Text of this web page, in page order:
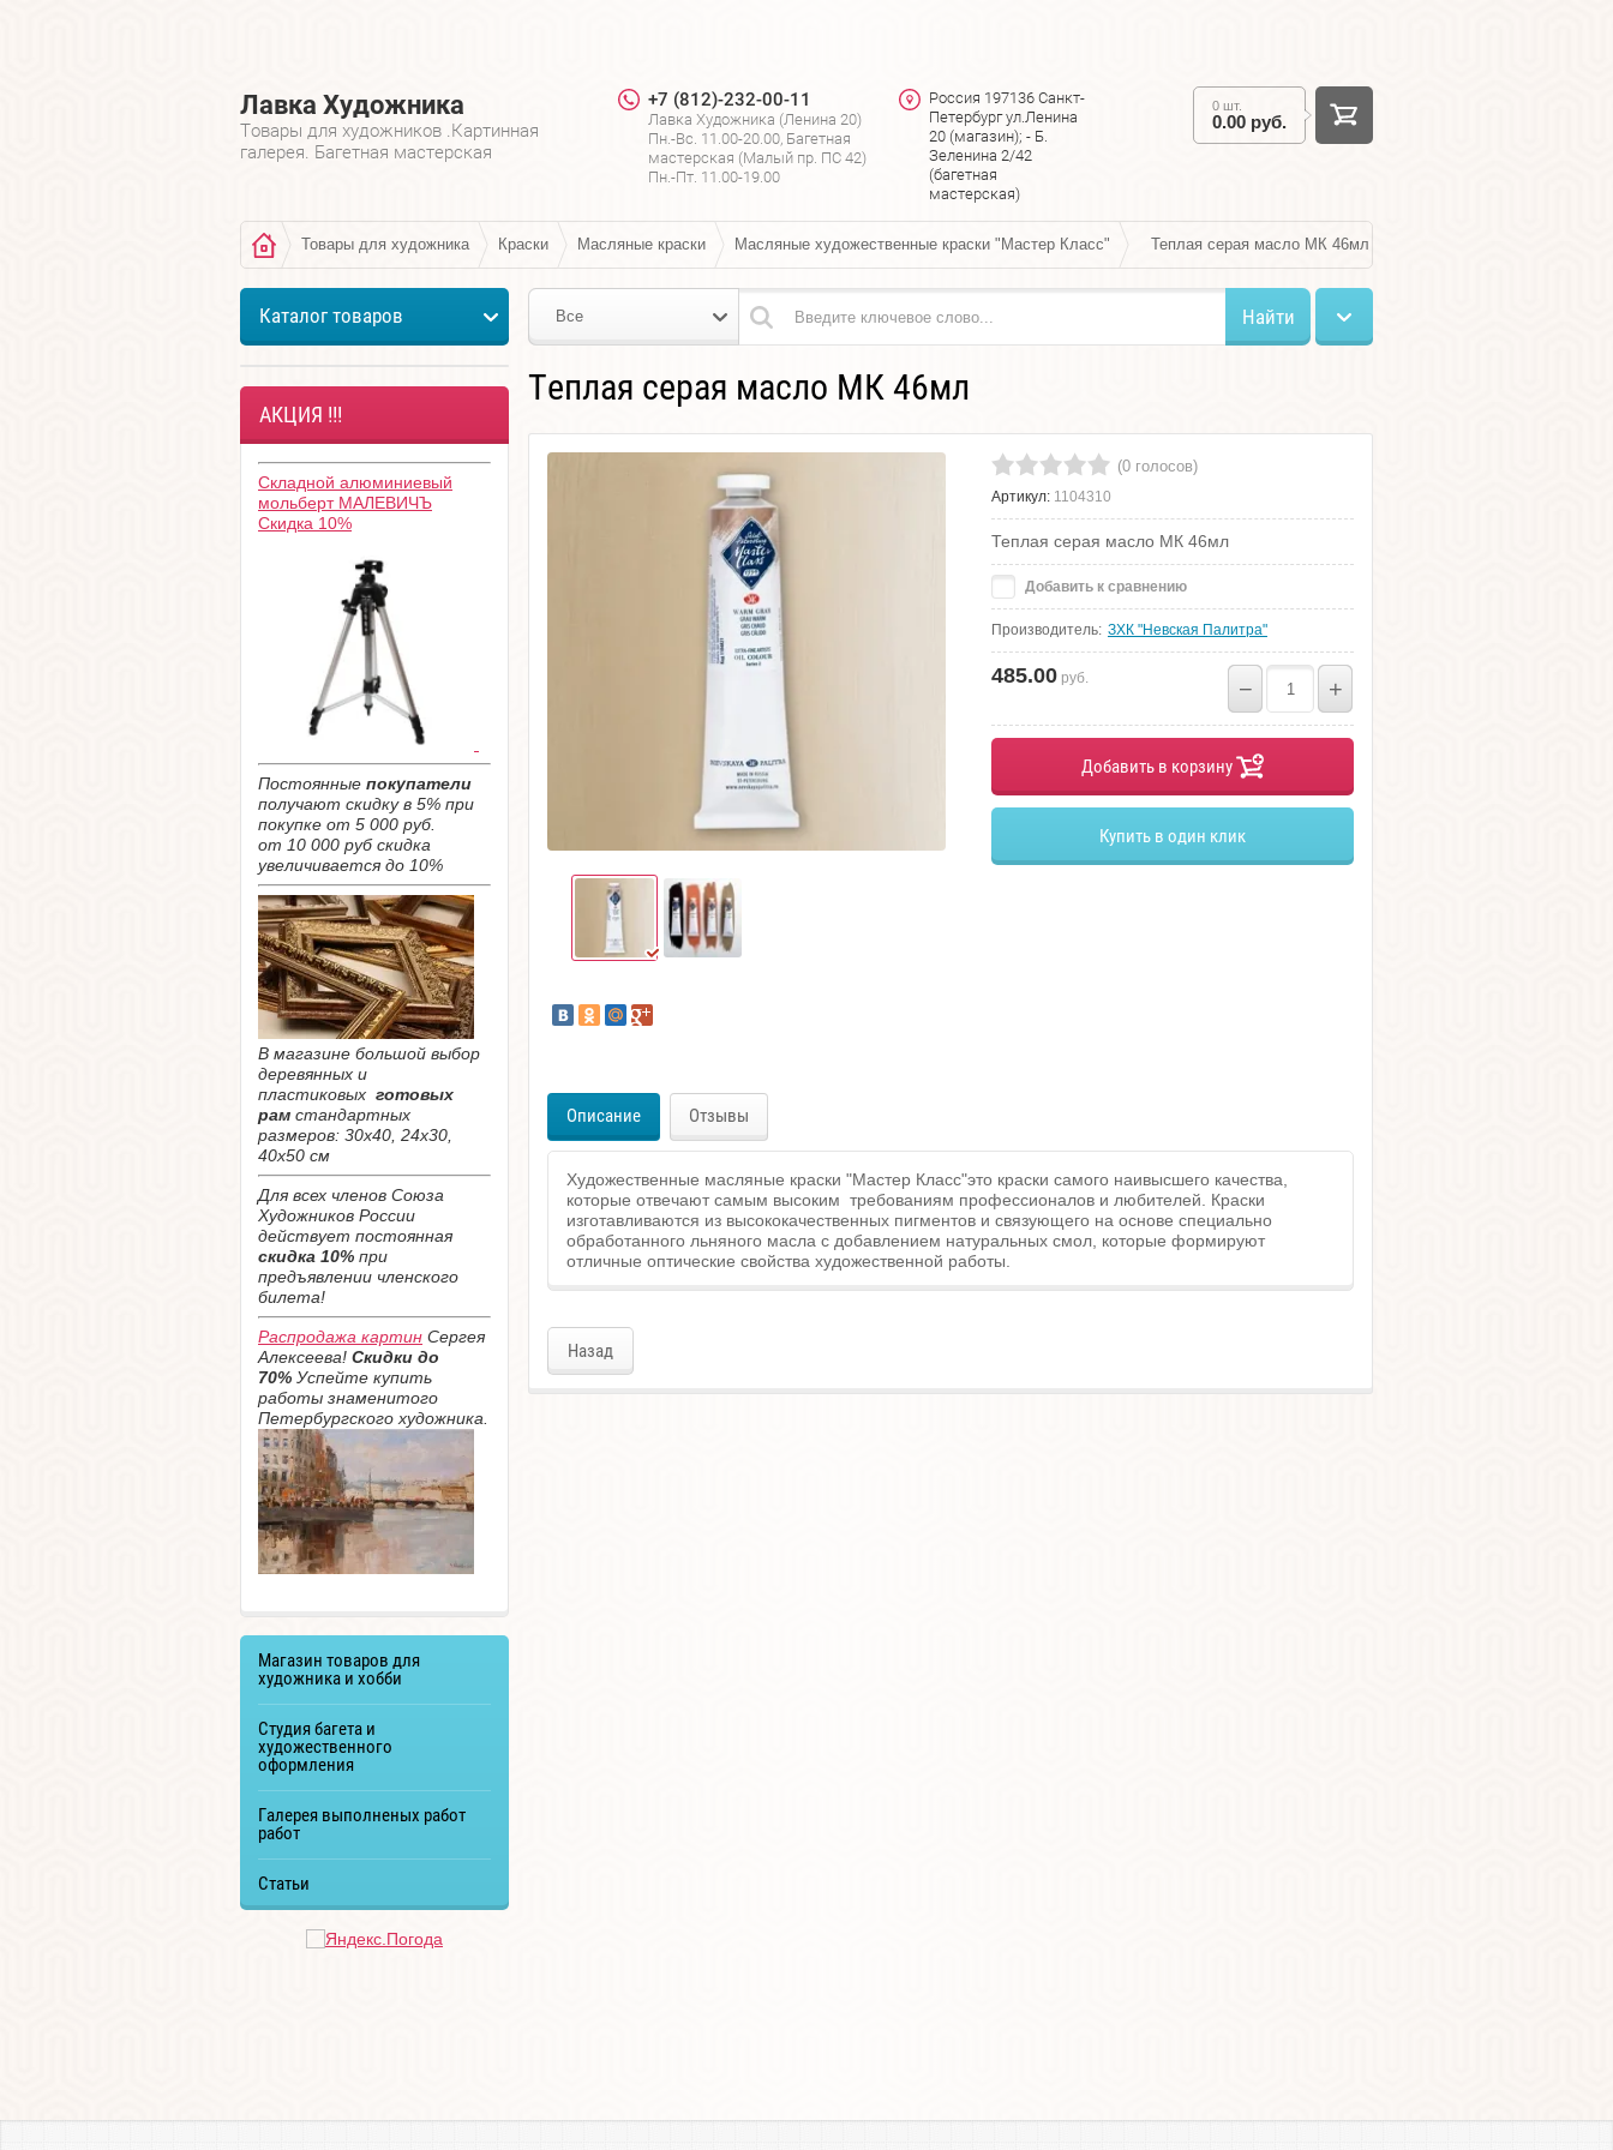
Лавка Художника
Товары для художников .Картинная
галерея. Багетная мастерская
+7 (812)-232-00-11
Лавка Художника (Ленина 20)
Пн.-Вс. 11.00-20.00, Багетная
мастерская (Малый пр. ПС 42)
Пн.-Пт. 11.00-19.00
Россия 197136 Санкт-
Петербург ул.Ленина
20 (магазин); - Б.
Зеленина 2/42
(багетная
мастерская)
0 шт.
0.00 руб.
Товары для художника Краски Масляные краски Масляные художественные краски "Мастер Класс" Теплая серая масло МК 46мл
Каталог товаров
АКЦИЯ !!!
Складной алюминиевый
мольберт МАЛЕВИЧЪ
Скидка 10%
Постоянные покупатели
получают скидку в 5% при
покупке от 5 000 руб.
от 10 000 руб скидка
увеличивается до 10%
В магазине большой выбор
деревянных и
пластиковых готовых
рам стандартных
размеров: 30х40, 24х30,
40х50 см
Для всех членов Союза
Художников России
действует постоянная
скидка 10% при
предъявлении членского
билета!
Распродажа картин Сергея
Алексеева! Скидки до
70% Успейте купить
работы знаменитого
Петербургского художника.
Магазин товаров для
художника и хобби
Студия багета и
художественного
оформления
Галерея выполненых работ
работ
Статьи
Все Найти
Теплая серая масло МК 46мл
(0 голосов)
Артикул: 1104310
Теплая серая масло МК 46мл
Добавить к сравнению
Производитель: ЗХК "Невская Палитра"
485.00 руб. − +
Добавить в корзину
Купить в один клик
Описание Отзывы
Художественные масляные краски "Мастер Класс"это краски самого наивысшего качества,
которые отвечают самым высоким требованиям профессионалов и любителей. Краски
изготавливаются из высококачественных пигментов и связующего на основе специально
обработанного льняного масла с добавлением натуральных смол, которые формируют
отличные оптические свойства художественной работы.
Назад